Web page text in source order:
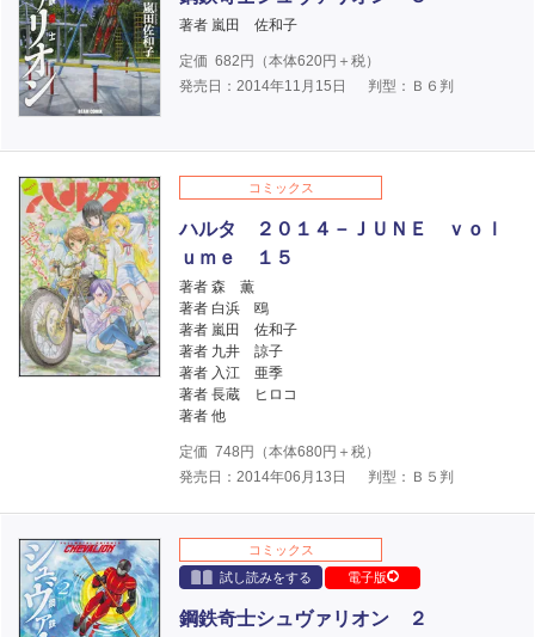
著者 嵐田 佐和子
定価 682 円（本体620円＋税）
発売日：2014年11月15日
判型：Ｂ６判
コミックス
ハルタ ２０１４－ＪＵＮＥ ｖｏｌ
ｕｍｅ １５
著者 森 薫
著者 白浜 鴎
著者 嵐田 佐和子
著者 九井 諒子
著者 入江 亜季
著者 長蔵 ヒロコ
著者 他
定価 748 円（本体680円＋税）
発売日：2014年06月13日
判型：Ｂ５判
コミックス
試し読みをする
電子版
鋼鉄奇士シュヴァリオン ２